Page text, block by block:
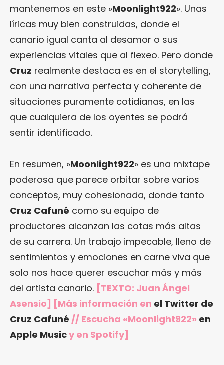
mantenemos en este »Moonlight922». Unas
líricas muy bien construidas, donde el
canario igual canta al desamor o sus
experiencias vitales que al flexeo. Pero donde
Cruz realmente destaca es en el storytelling,
con una narrativa perfecta y coherente de
situaciones puramente cotidianas, en las
que cualquiera de los oyentes se podrá
sentir identificado.
En resumen, »Moonlight922» es una mixtape
poderosa que parece orbitar sobre varios
conceptos, muy cohesionada, donde tanto
Cruz Cafuné como su equipo de
productores alcanzan las cotas más altas
de su carrera. Un trabajo impecable, lleno de
sentimientos y emociones en carne viva que
solo nos hace querer escuchar más y más
del artista canario. [TEXTO: Juan Ángel
Asensio] [Más información en el Twitter de
Cruz Cafuné // Escucha «Moonlight922» en
Apple Musicy en Spotify]